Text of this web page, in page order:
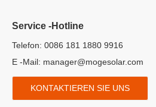
Service -Hotline
Telefon: 0086 181 1880 9916
E -Mail: manager@mogesolar.com
KONTAKTIEREN SIE UNS